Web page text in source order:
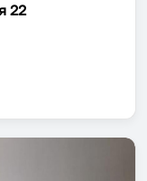
22